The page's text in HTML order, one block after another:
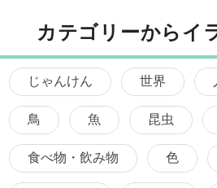
カテゴリーからイ
じゃんけん 世界
鳥 魚 昆虫
食べ物・飲み物 色